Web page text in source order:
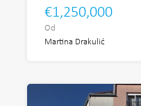
€1,250,000
Od
Martina Drakulić